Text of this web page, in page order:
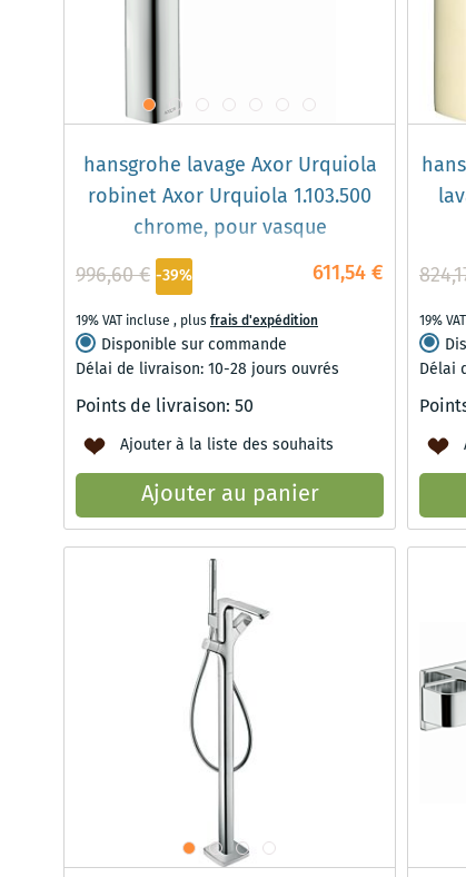
hansgrohe lavage Axor Urquiola
robinet Axor Urquiola 1.103.500
chrome, pour vasque
611,54 €
996,60 € -39%
19% VAT incluse , plusfrais d'expédition
Disponible sur commande
Délai de livraison: 10-28 jours ouvrés
Points de livraison: 50
Ajouter à la liste des souhaits
Ajouter au panier
19%
Délai